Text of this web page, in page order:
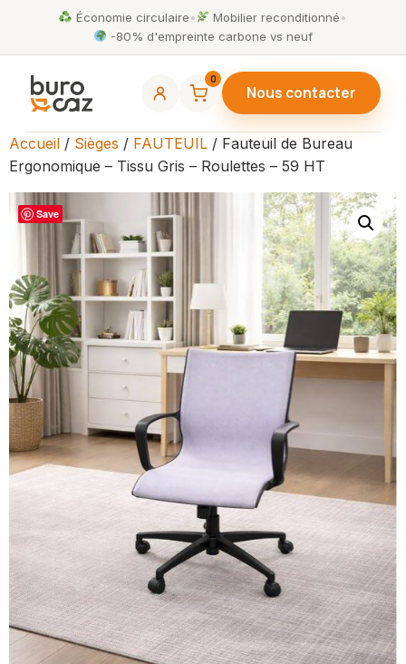
Économie circulaire• Mobilier reconditionné•
-80% d'empreinte carbone vs neuf
0
Nous contacter
Accueil / Sièges / FAUTEUIL / Fauteuil de Bureau
Ergonomique – Tissu Gris – Roulettes – 59 HT
Save